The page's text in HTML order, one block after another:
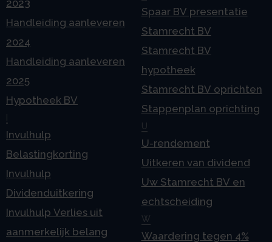
2023
Handleiding aanleveren
2024
Handleiding aanleveren
2025
Hypotheek BV
Invulhulp
Belastingkorting
Invulhulp
Dividenduitkering
Invulhulp Verlies uit
aanmerkelijk belang
Spaar BV presentatie
Stamrecht BV
Stamrecht BV
hypotheek
Stamrecht BV oprichten
Stappenplan oprichting
U
U-rendement
Uitkeren van dividend
Uw Stamrecht BV en
echtscheiding
W
Waardering tegen 4%